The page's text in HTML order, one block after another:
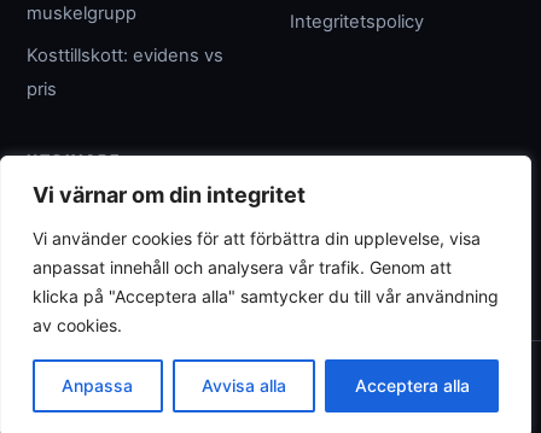
Vi värnar om din integritet
Vi använder cookies för att förbättra din upplevelse, visa
anpassat innehåll och analysera vår trafik. Genom att
klicka på "Acceptera alla" samtycker du till vår användning
av cookies.
Anpassa Avvisa alla Acceptera alla
muskelgrupp
Kosttillskott: evidens vs
pris
Integritetspolicy
UTGIVARE
Umpteenth Media
Org.nr 559183-3313
wave@umpteenth.media
© 2026 Muskler.nu
Allmän träningsinformation - ersätter inte individuell rådgivning.